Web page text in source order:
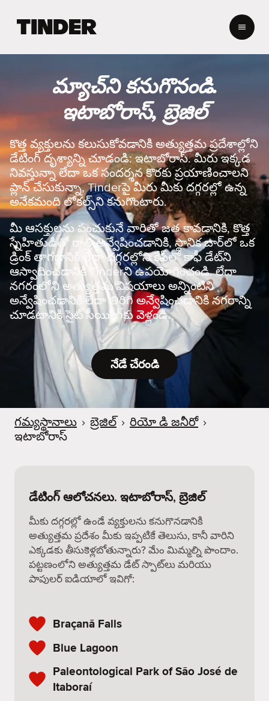
e
r
హో
మ్
మ్యాచ్‌ని కనుగొనండి.
ఇటాబోరాస్, బ్రెజిల్
కొత్త వ్యక్తులను కలుసుకోవడానికి అత్యుత్తమ ప్రదేశాల్లోని
డేటింగ్ దృశ్యాన్ని చూడండి: ఇటాబోరాస్. మీరు ఇక్కడ
నివస్తున్నా లేదా ఒక సందర్శన కొరకు ప్రయాణించాలని
ప్లాన్ చేసుకున్నా, Tinderపై మీరు మీకు దగ్గరల్లో ఉన్న
అనేకమంది లోకల్స్‌ని కనుగొంటారు.
మీ ఆసక్తులను పంచుకునే వారితో జత కావడానికి, కొత్త
స్నేహితుడితో రాత్రి అన్వేషించడానికి, స్థానిక బార్‌లో ఒక
డ్రింక్ తాగడానికి లేదా దగ్గరల్లోని కేఫ్‌లో కాఫీ డేట్‌ని
ఆస్వాదించడానికి Tinderని ఉపయోగించండి. లేదా
నగరంలోని అత్యుత్తమ విషయాలు అన్నింటిని
అన్వేషించడానికి లేదా తిరిగి అన్వేషించడానికి నగరాన్ని
చూడటానికి సైట్ సీయింగ్‌కు వెళ్లండి.
నేడే చేరండి
గమ్యస్థానాలు › బ్రెజిల్ › రియో డి జనీరో ›
ఇటాబోరాస్
డేటింగ్ ఆలోచనలు. ఇటాబోరాస్, బ్రెజిల్
మీకు దగ్గరల్లో ఉండే వ్యక్తులను కనుగొనడానికి
అత్యుత్తమ ప్రదేశం మీకు ఇప్పటికే తెలుసు, కానీ వారిని
ఎక్కడకు తీసుకెళ్లబోతున్నారు? మేం మిమ్మల్ని పొందాం.
పట్టణంలోని అత్యుత్తమ డేట్ స్పాట్‌లు మరియు
పాపులర్ ఐడియాలో ఇవిగో:
Braçanã Falls
Blue Lagoon
Paleontological Park of São José de
Itaboraí